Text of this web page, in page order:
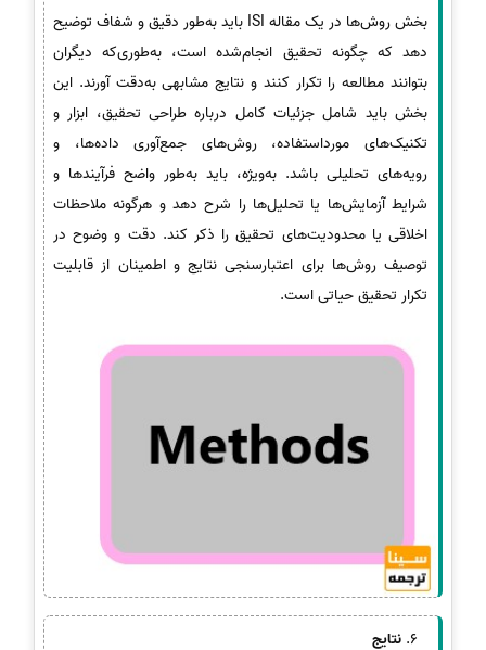
بخش روش‌ها در یک مقاله ISI باید به‌طور دقیق و شفاف توضیح
دهد که چگونه تحقیق انجام‌شده است، به‌طوری‌که دیگران
بتوانند مطالعه را تکرار کنند و نتایج مشابهی به‌دقت آورند. این
بخش باید شامل جزئیات کامل درباره طراحی تحقیق، ابزار و
تکنیک‌های مورداستفاده، روش‌های جمع‌آوری داده‌ها، و
رویه‌های تحلیلی باشد. به‌ویژه، باید به‌طور واضح فرآیندها و
شرایط آزمایش‌ها یا تحلیل‌ها را شرح دهد و هرگونه ملاحظات
اخلاقی یا محدودیت‌های تحقیق را ذکر کند. دقت و وضوح در
توصیف روش‌ها برای اعتبارسنجی نتایج و اطمینان از قابلیت
تکرار تحقیق حیاتی است.
نتایج